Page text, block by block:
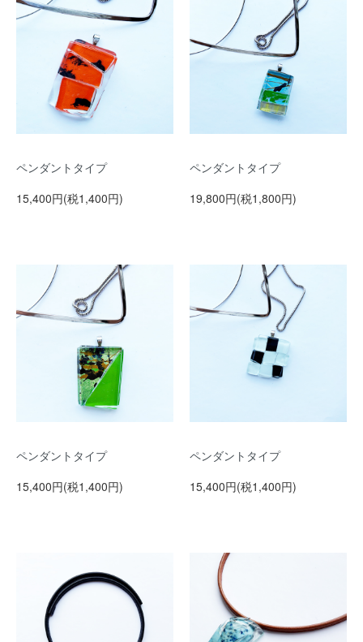
ペンダントタイプ
15,400円(税1,400円)
ペンダントタイプ
19,800円(税1,800円)
ペンダントタイプ
15,400円(税1,400円)
ペンダントタイプ
15,400円(税1,400円)